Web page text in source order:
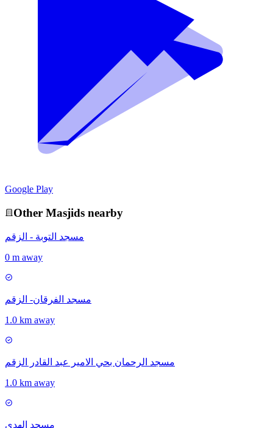
Google Play
Other Masjids nearby
مسجد التوبة - الزقم
0 m away
مسجد الفرقان- الزقم
1.0 km away
مسجد الرحمان بحي الامير عبد القادر الزقم
1.0 km away
مسجد الهدى